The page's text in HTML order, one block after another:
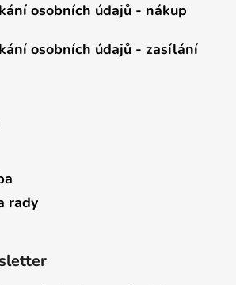
osobních údajů - nákup
osobních údajů - zasílání
rady